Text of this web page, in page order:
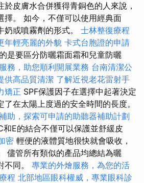
皮膚水合併獲得青銅色的人來說，
擇。 如今，不僅可以使用經典面
或噴霧劑的形式。 士林整復療程
年輕亮麗的外貌 卡式台胞證的申請
是要區分防曬霜面霜和兒童防曬
務，助您順利開展業務 台南清潔公
供高品質清潔 了解近視老花雷射手
矯正 SPF保護因子在選擇中起著決定
在太陽上度過的安全時間的長度。
助，探索可申請的助聽器補助計劃
E的結合不僅可以保護並舒緩皮
密 輕便的液體質地很快就會吸收，
儘管所有類似的產品均總結為曬
不同。 專業的外燴服務，為您的活
程 北部地區眼科權威，專業眼科診